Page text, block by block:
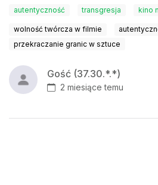
autentyczność transgresja kino
wolność twórcza w filmie
przekraczanie granic w sztuce
Gość (37.30.*.*)
2 miesiące temu